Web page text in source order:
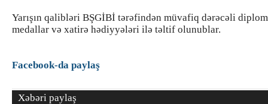
Yarışın qalibləri BŞGİBİ tərəfindən müvafiq dərəcəli
medallar və xatirə hədiyyələri ilə təltif olunublar.
Facebook-da paylaş
Xəbəri paylaş